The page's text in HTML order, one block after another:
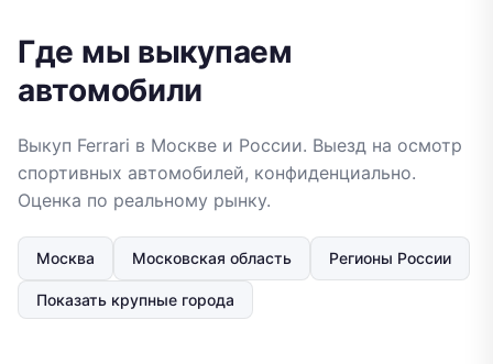
Где мы выкупаем
автомобили
Выкуп Ferrari в Москве и России. Выезд на осмотр
спортивных автомобилей, конфиденциально.
Оценка по реальному рынку.
Москва Московская область Регионы России
Показать крупные города